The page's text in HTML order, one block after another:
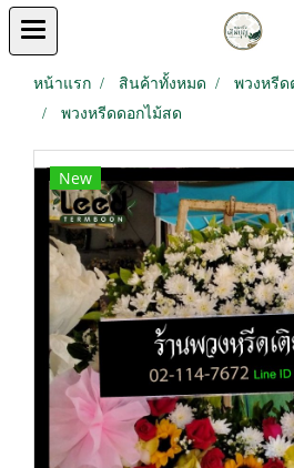
หน้าแรก สินค้าทั้งหมด
พวงหรีด
พวงหรีดดอกไม้สด
New